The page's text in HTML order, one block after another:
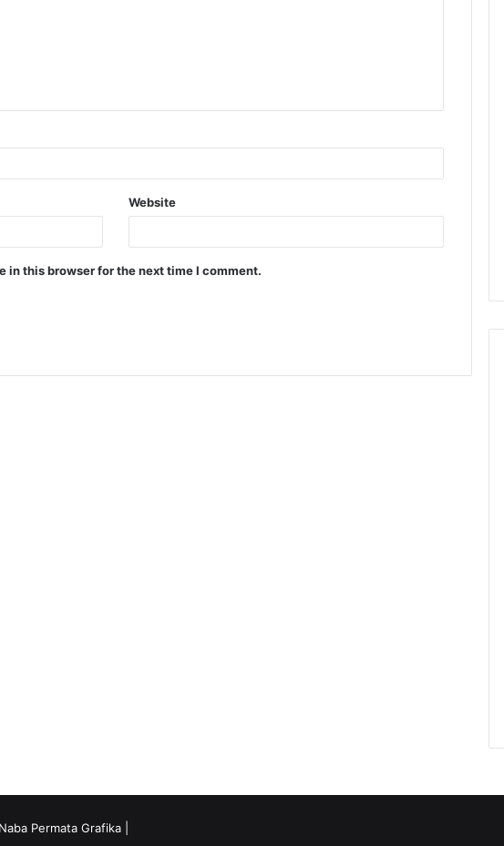
Website
in this browser for the next time I comment.
Naba Permata Grafika